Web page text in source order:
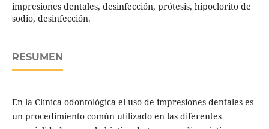
impresiones dentales, desinfección, prótesis, hipoclorito de
sodio, desinfección.
RESUMEN
En la Clínica odontológica el uso de impresiones dentales es
un procedimiento común utilizado en las diferentes